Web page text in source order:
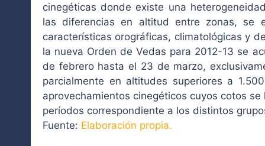
cinegéticas donde existe una
las diferencias en altitud entre zonas, se
características orográficas, climatológicas y
la nueva Orden de Vedas para 2012-13 se
de febrero hasta el 23 de marzo,
parcialmente en altitudes superiores a
aprovechamientos cinegéticos cuyos cotos
períodos correspondiente a los distintos
Fuente: Elaboración propia.